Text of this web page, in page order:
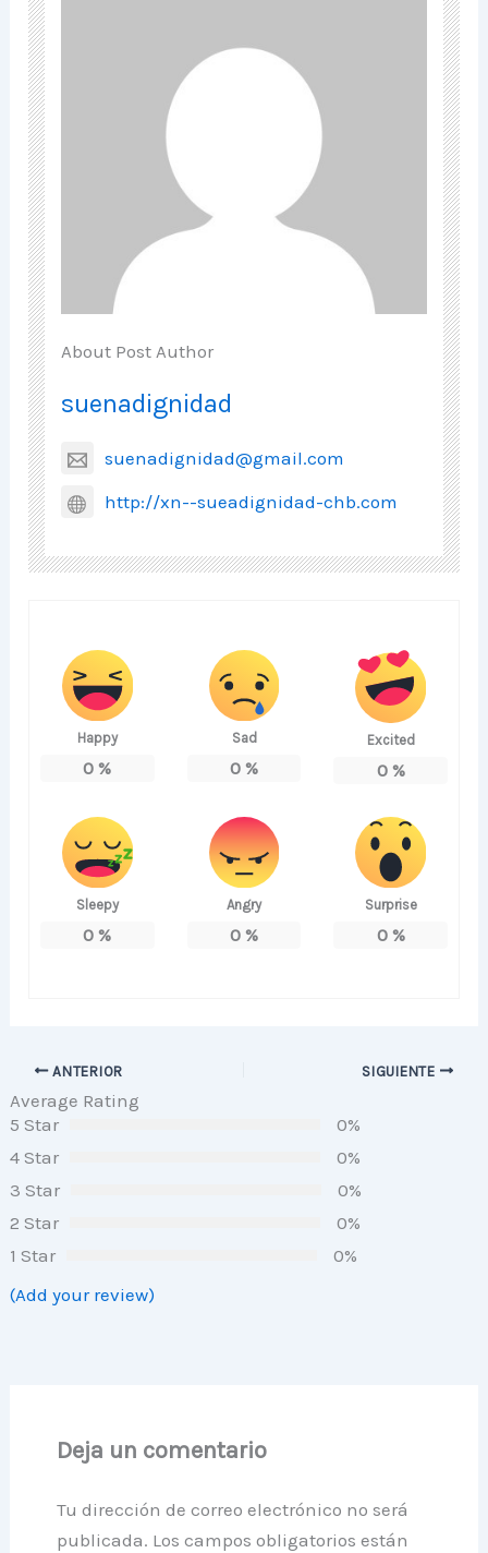
About Post Author
suenadignidad
suenadignidad@gmail.com
http://xn--sueadignidad-chb.com
Happy
0 %
Sad
0 %
Excited
0%
Sleepy
0 %
Angry
0 %
Surprise
0%
ANTERIOR SIGUIENTE
Average Rating
5 Star
0%
4 Star
0%
3 Star
0%
2 Star
0%
1 Star
0%
(Add your review)
Deja un comentario
Tu dirección de correo electrónico no será
publicada. Los campos obligatorios están